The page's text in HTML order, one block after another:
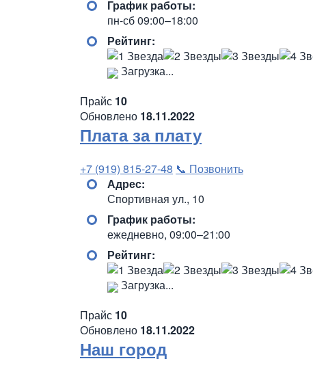
График работы:
пн-сб 09:00–18:00
Рейтинг:
Загрузка...
Прайс 10
Обновлено 18.11.2022
Плата за плату
+7 (919) 815-27-48 📞 Позвонить
Адрес:
Спортивная ул., 10
График работы:
ежедневно, 09:00–21:00
Рейтинг:
Загрузка...
Прайс 10
Обновлено 18.11.2022
Наш город